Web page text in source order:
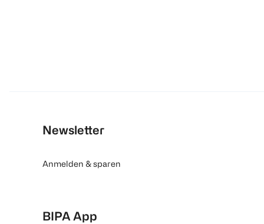
Newsletter
Anmelden & sparen
BIPA App